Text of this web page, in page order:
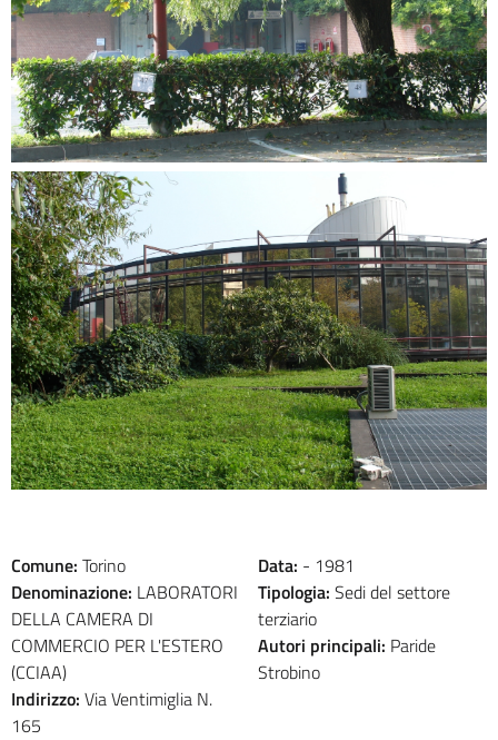
Comune: Torino
Denominazione: LABORATORI
DELLA CAMERA DI
COMMERCIO PER L'ESTERO
(CCIAA)
Indirizzo: Via Ventimiglia N.
165
Data: - 1981
Tipologia: Sedi del settore
terziario
Autori principali:
Strobino